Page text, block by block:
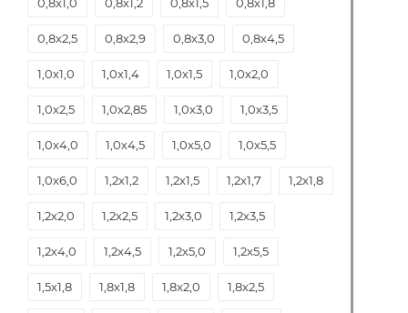
0,8х2,5 0,8х2,9 0,8х3,0 0,8х4,5
1,0х1,0 1,0х1,4 1,0х1,5 1,0х2,0
1,0х2,5 1,0х2,85 1,0х3,0 1,0х3,5
1,0х4,0 1,0х4,5 1,0х5,0 1,0х5,5
1,0х6,0 1,2х1,2 1,2х1,5 1,2х1,7 1,2х1,8
1,2х2,0 1,2х2,5 1,2х3,0 1,2х3,5
1,2х4,0 1,2х4,5 1,2х5,0 1,2х5,5
1,5х1,8 1,8х1,8 1,8х2,0 1,8х2,5